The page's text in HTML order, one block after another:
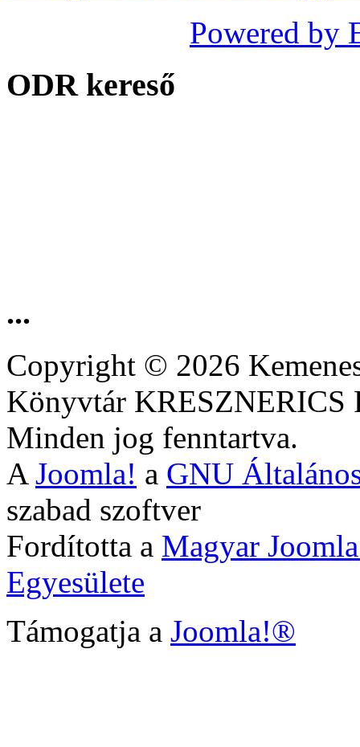
Powered by
ODR kereső
...
Copyright © 2026
Könyvtár
Minden jog fenntartva.
A Joomla! a GNU
szabad szoftver
Fordította a Magyar
Egyesülete
Támogatja a Joomla!®